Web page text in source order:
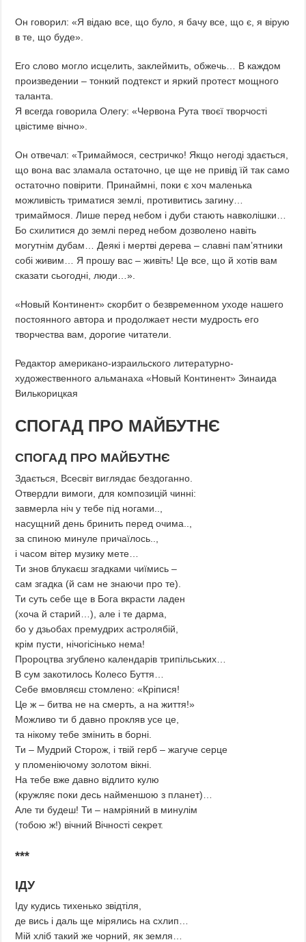
Он говорил: «Я відаю все, що було, я бачу все, що є, я вірую
в те, що буде».
Его слово могло исцелить, заклеймить, обжечь… В каждом
произведении – тонкий подтекст и яркий протест мощного
таланта.
Я всегда говорила Олегу: «Червона Рута твоєї творчості
цвістиме вічно».
Он отвечал: «Тримаймося, сестричко! Якщо негоді здається,
що вона вас зламала остаточно, це ще не привід їй так само
остаточно повірити. Принаймні, поки є хоч маленька
можливість триматися землі, противитись загину…
тримаймося. Лише перед небом і дуби стають навколішки…
Бо схилитися до землі перед небом дозволено навіть
могутнім дубам… Деякі і мертві дерева – славні пам’ятники
собі живим… Я прошу вас – живіть! Це все, що й хотів вам
сказати сьогодні, люди…».
«Новый Континент» скорбит о безвременном уходе нашего
постоянного автора и продолжает нести мудрость его
творчества вам, дорогие читатели.
Редактор американо-израильского литературно-
художественного альманаха «Новый Континент» Зинаида
Вилькорицкая
СПОГАД ПРО МАЙБУТНЄ
СПОГАД ПРО МАЙБУТНЄ
Здається, Всесвіт виглядає бездоганно.
Отвердли вимоги, для композицій чинні:
завмерла ніч у тебе під ногами..,
насущний день бринить перед очима..,
за спиною минуле причаїлось..,
і часом вітер музику мете…
Ти знов блукаєш згадками чиїмись –
сам згадка (й сам не знаючи про те).
Ти суть себе ще в Бога вкрасти ладен
(хоча й старий…), але і те дарма,
бо у дзьобах премудрих астролябій,
крім пусти, нічогісінько нема!
Пророцтва згублено календарів трипільських…
В сум закотилось Колесо Буття…
Себе вмовляєш стомлено: «Кріпися!
Це ж – битва не на смерть, а на життя!»
Можливо ти б давно прокляв усе це,
та нікому тебе змінить в борні.
Ти – Мудрий Сторож, і твій герб – жагуче серце
у пломеніючому золотом вікні.
На тебе вже давно відлито кулю
(кружляє поки десь найменшою з планет)…
Але ти будеш! Ти – намріяний в минулім
(тобою ж!) вічний Вічності секрет.
***
ІДУ
Іду кудись тихенько звідтіля,
де вись і даль ще мірялись на схлип…
Мій хліб такий же чорний, як земля…